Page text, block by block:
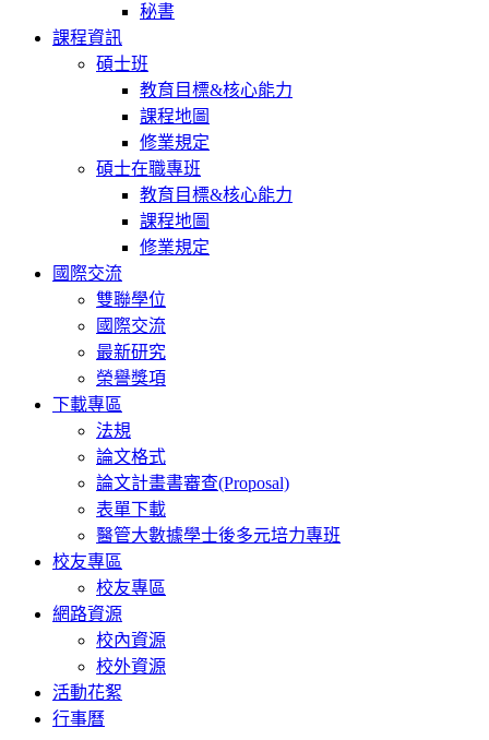
秘書
課程資訊
碩士班
教育目標&核心能力
課程地圖
修業規定
碩士在職專班
教育目標&核心能力
課程地圖
修業規定
國際交流
雙聯學位
國際交流
最新研究
榮譽獎項
下載專區
法規
論文格式
論文計畫書審查(Proposal)
表單下載
醫管大數據學士後多元培力專班
校友專區
校友專區
網路資源
校內資源
校外資源
活動花絮
行事曆